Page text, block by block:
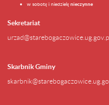
w sobotę i niedzielę nieczynne
Sekretariat
Skarbnik Gminy